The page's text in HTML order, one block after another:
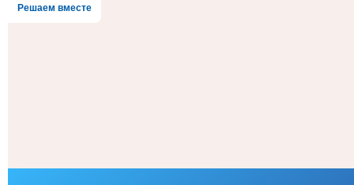
Решаем вместе